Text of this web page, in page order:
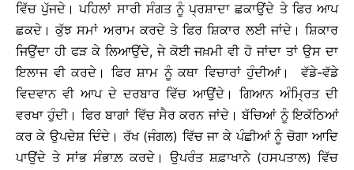
ਵਿੱਚ ਪੁੱਜਦੇ। ਪਹਿਲਾਂ ਸਾਰੀ ਸੰਗਤ ਨੂੰ ਪ੍ਰਸ਼ਾਦਾ ਛਕਾਉਂਦੇ ਤੇ ਫਿਰ ਆਪ
ਛਕਦੇ। ਕੁੱਝ ਸਮਾਂ ਅਰਾਮ ਕਰਦੇ ਤੇ ਫਿਰ ਸ਼ਿਕਾਰ ਲਈ ਜਾਂਦੇ। ਸ਼ਿਕਾਰ
ਜਿਉਂਦਾ ਹੀ ਫੜ ਕੇ ਲਿਆਉਂਦੇ, ਜੇ ਕੋਈ ਜਖ਼ਮੀ ਵੀ ਹੋ ਜਾਂਦਾ ਤਾਂ ਉਸ ਦਾ
ਇਲਾਜ ਵੀ ਕਰਦੇ। ਫਿਰ ਸ਼ਾਮ ਨੂੰ ਕਥਾ ਵਿਚਾਰਾਂ ਹੁੰਦੀਆਂ। ਵੱਡੇ-ਵੱਡੇ
ਵਿਦਵਾਨ ਵੀ ਆਪ ਦੇ ਦਰਬਾਰ ਵਿੱਚ ਆਉਂਦੇ। ਗਿਆਨ ਅੰਮ੍ਰਿਤ ਦੀ
ਵਰਖਾ ਹੁੰਦੀ। ਫਿਰ ਬਾਗਾਂ ਵਿੱਚ ਸੈਰ ਕਰਨ ਜਾਂਦੇ। ਬੱਚਿਆਂ ਨੂੰ ਇਕੱਠਿਆਂ
ਕਰ ਕੇ ਉਪਦੇਸ਼ ਦਿੰਦੇ। ਰੱਖ (ਜੰਗਲ) ਵਿੱਚ ਜਾ ਕੇ ਪੰਛੀਆਂ ਨੂੰ ਚੋਗਾ ਆਦਿ
ਪਾਉਂਦੇ ਤੇ ਸਾਂਭ ਸੰਭਾਲ਼ ਕਰਦੇ। ਉਪਰੰਤ ਸ਼ਫ਼ਾਖਾਨੇ (ਹਸਪਤਾਲ) ਵਿੱਚ